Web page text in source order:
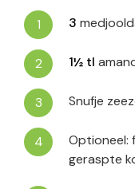
3
1½ tl
Snufje
Optioneel:
geraspte